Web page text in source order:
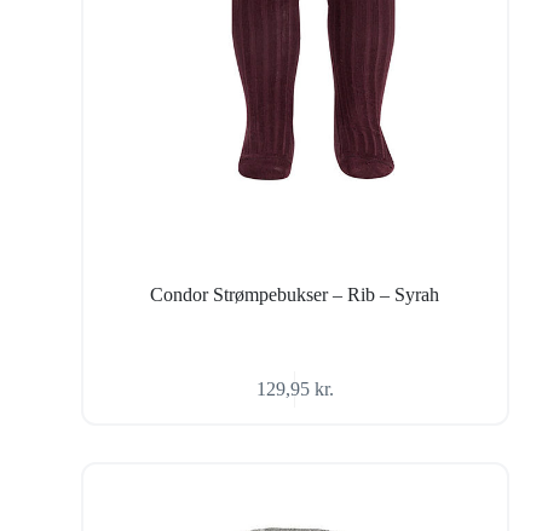
Condor Strømpebukser – Rib – Syrah
129,95 kr.